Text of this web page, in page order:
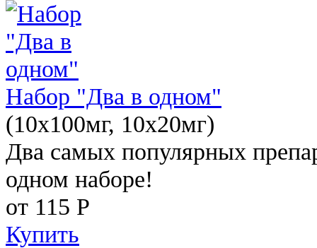
Набор "Два в одном"
(10x100мг, 10x20мг)
Два самых популярных
одном наборе!
от 115 Р
Купить